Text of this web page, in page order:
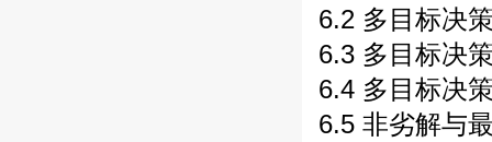
6.2 多目标决
6.3 多目标决
6.4 多目标决
6.5 非劣解与